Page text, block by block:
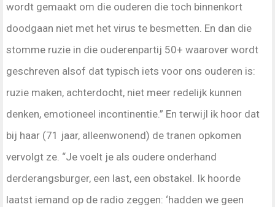
wordt gemaakt om die ouderen die toch binnenkort
doodgaan niet met het virus te besmetten. En dan die
stomme ruzie in die ouderenpartij 50+ waarover wordt
geschreven alsof dat typisch iets voor ons ouderen is:
ruzie maken, achterdocht, niet meer redelijk kunnen
denken, emotioneel incontinentie.” En terwijl ik hoor dat
bij haar (71 jaar, alleenwonend) de tranen opkomen
vervolgt ze. “Je voelt je als oudere onderhand
derderangsburger, een last, een obstakel. Ik hoorde
laatst iemand op de radio zeggen: ‘hadden we geen